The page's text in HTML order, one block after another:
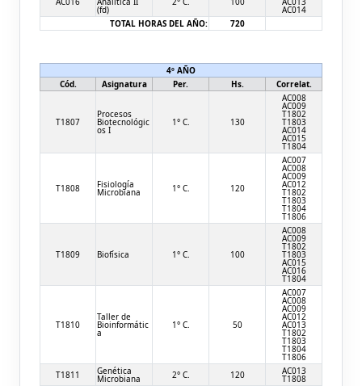
(fd)
AC014
TOTAL HORAS DEL AÑO:
720
4º AÑO
Cód.
Asignatura Per. Hs. Correlat.
T1807
Procesos
Biotecnológic
os I
1° C. 130
AC008
AC009
T1802
T1803
AC014
AC015
T1804
T1808 Fisiología
Microbiana 1° C. 120
AC007
AC008
AC009
AC012
T1802
T1803
T1804
T1806
T1809 Biofísica 1° C. 100
AC008
AC009
T1802
T1803
AC015
AC016
T1804
T1810
Taller de
Bioinformátic
a
1° C. 50
AC007
AC008
AC009
AC012
AC013
T1802
T1803
T1804
T1806
T1811
Genética
Microbiana 2° C. 120 AC013
T1808